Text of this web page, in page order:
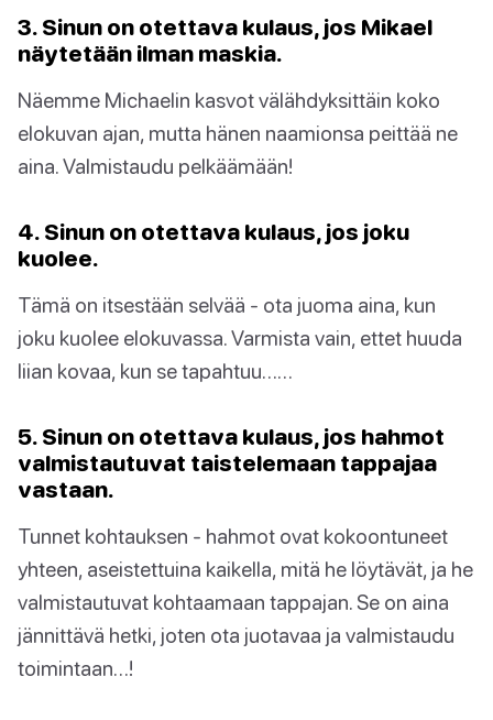
3. Sinun on otettava kulaus, jos Mikael
näytetään ilman maskia.
Näemme Michaelin kasvot välähdyksittäin koko
elokuvan ajan, mutta hänen naamionsa peittää ne
aina. Valmistaudu pelkäämään!
4. Sinun on otettava kulaus, jos joku
kuolee.
Tämä on itsestään selvää - ota juoma aina, kun
joku kuolee elokuvassa. Varmista vain, ettet huuda
liian kovaa, kun se tapahtuu……
5. Sinun on otettava kulaus, jos hahmot
valmistautuvat taistelemaan tappajaa
vastaan.
Tunnet kohtauksen - hahmot ovat kokoontuneet
yhteen, aseistettuina kaikella, mitä he löytävät, ja he
valmistautuvat kohtaamaan tappajan. Se on aina
jännittävä hetki, joten ota juotavaa ja valmistaudu
toimintaan…!